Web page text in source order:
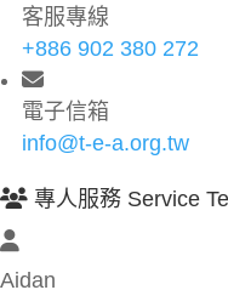
客服專線
+886 902 380 272
電子信箱
info@t-e-a.org.tw
專人服務 Service
Aidan